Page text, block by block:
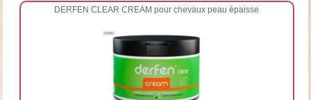
DERFEN CLEAR CREAM pour chevaux peau épaisse